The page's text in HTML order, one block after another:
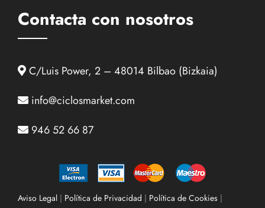
Contacta con nosotros
C/Luis Power, 2 – 48014 Bilbao (Bizkaia)
info@ciclosmarket.com
946 52 66 87
Aviso Legal | Política de Privacidad | Política de Cookies |